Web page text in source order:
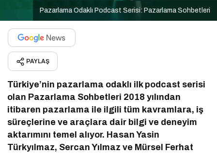
Pazarlama Odaklı Podcast Serisi: Pazarlama Sohbetleri
PAYLAŞ
Türkiye’nin pazarlama odaklı ilk podcast serisi
olan Pazarlama Sohbetleri 2018 yılından
itibaren pazarlama ile ilgili tüm kavramlara, iş
süreçlerine ve araçlara dair bilgi ve deneyim
aktarımını temel alıyor. Hasan Yasin
Türkyılmaz, Sercan Yılmaz ve Mürsel Ferhat